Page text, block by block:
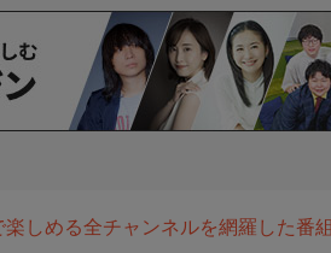
しめる全チャンネルを網羅した番